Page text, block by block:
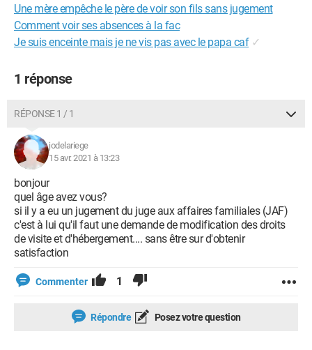
Une mère empêche le père de voir son fils sans jugement
Comment voir ses absences à la fac
Je suis enceinte mais je ne vis pas avec le papa caf ✓
1 réponse
RÉPONSE 1 / 1
jodelariege
15 avr. 2021 à 13:23
bonjour
quel âge avez vous?
si il y a eu un jugement du juge aux affaires familiales (JAF)
c'est à lui qu'il faut une demande de modification des droits
de visite et d'hébergement.... sans être sur d'obtenir
satisfaction
Commenter 1
Répondre Posez votre question